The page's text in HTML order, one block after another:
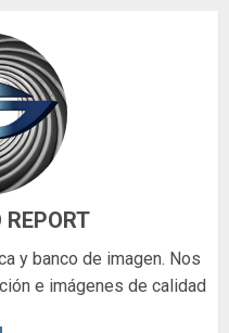
y banco de imagen. Nos
e imágenes de calidad